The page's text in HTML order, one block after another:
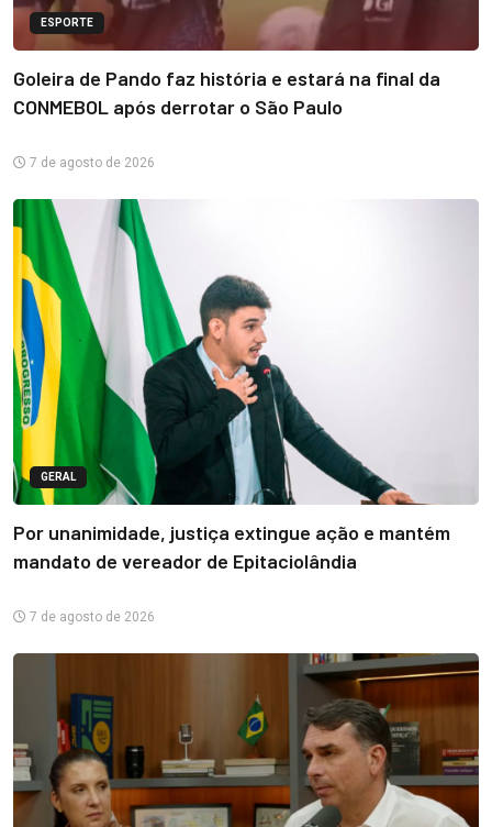
ESPORTE
Goleira de Pando faz história e estará na final da
CONMEBOL após derrotar o São Paulo
7 de agosto de 2026
GERAL
Por unanimidade, justiça extingue ação e mantém
mandato de vereador de Epitaciolândia
7 de agosto de 2026